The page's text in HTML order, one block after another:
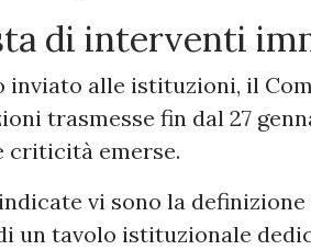
di interventi
inviato alle istituzioni, il
trasmesse fin dal 27
criticità emerse.
vi sono la
un tavolo istituzionale